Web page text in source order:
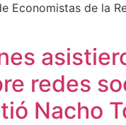
Economistas de la
redes
Nacho